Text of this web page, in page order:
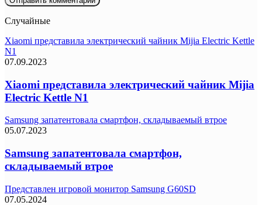
Случайные
Xiaomi представила электрический чайник Mijia Electric Kettle
N1
07.09.2023
Xiaomi представила электрический чайник Mijia
Electric Kettle N1
Samsung запатентовала смартфон, складываемый втрое
05.07.2023
Samsung запатентовала смартфон,
складываемый втрое
Представлен игровой монитор Samsung G60SD
07.05.2024